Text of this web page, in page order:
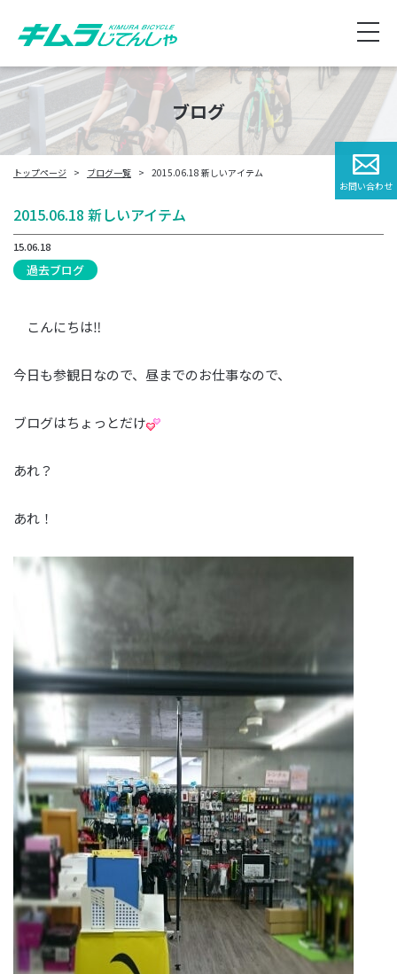
ブログ
トップページ ブログ一覧 2015.06.18 新しいアイテム
2015.06.18 新しいアイテム
15.06.18
過去ブログ
こんにちは‼
今日も参観日なので、昼までのお仕事なので、
ブログはちょっとだけ
あれ？
あれ！
お問い合わせ